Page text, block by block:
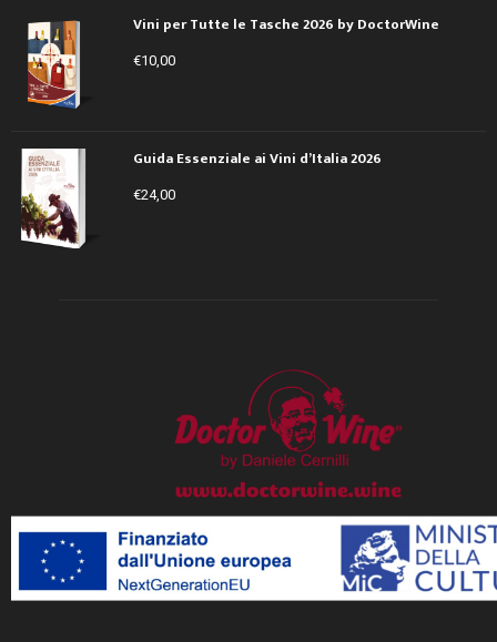
Vini per Tutte le Tasche 2026 by DoctorWine
€10,00
Guida Essenziale ai Vini d’Italia 2026
€24,00